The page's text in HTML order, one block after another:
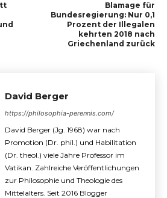
Blamage für
Bundesregierung: Nur 0,1
Prozent der Illegalen
kehrten 2018 nach
Griechenland zurück
David Berger
https://philosophia-perennis.com/
David Berger (Jg. 1968) war nach
Promotion (Dr. phil.) und Habilitation
(Dr. theol.) viele Jahre Professor im
Vatikan. Zahlreiche Veröffentlichungen
zur Philosophie und Theologie des
Mittelalters. Seit 2016 Blogger